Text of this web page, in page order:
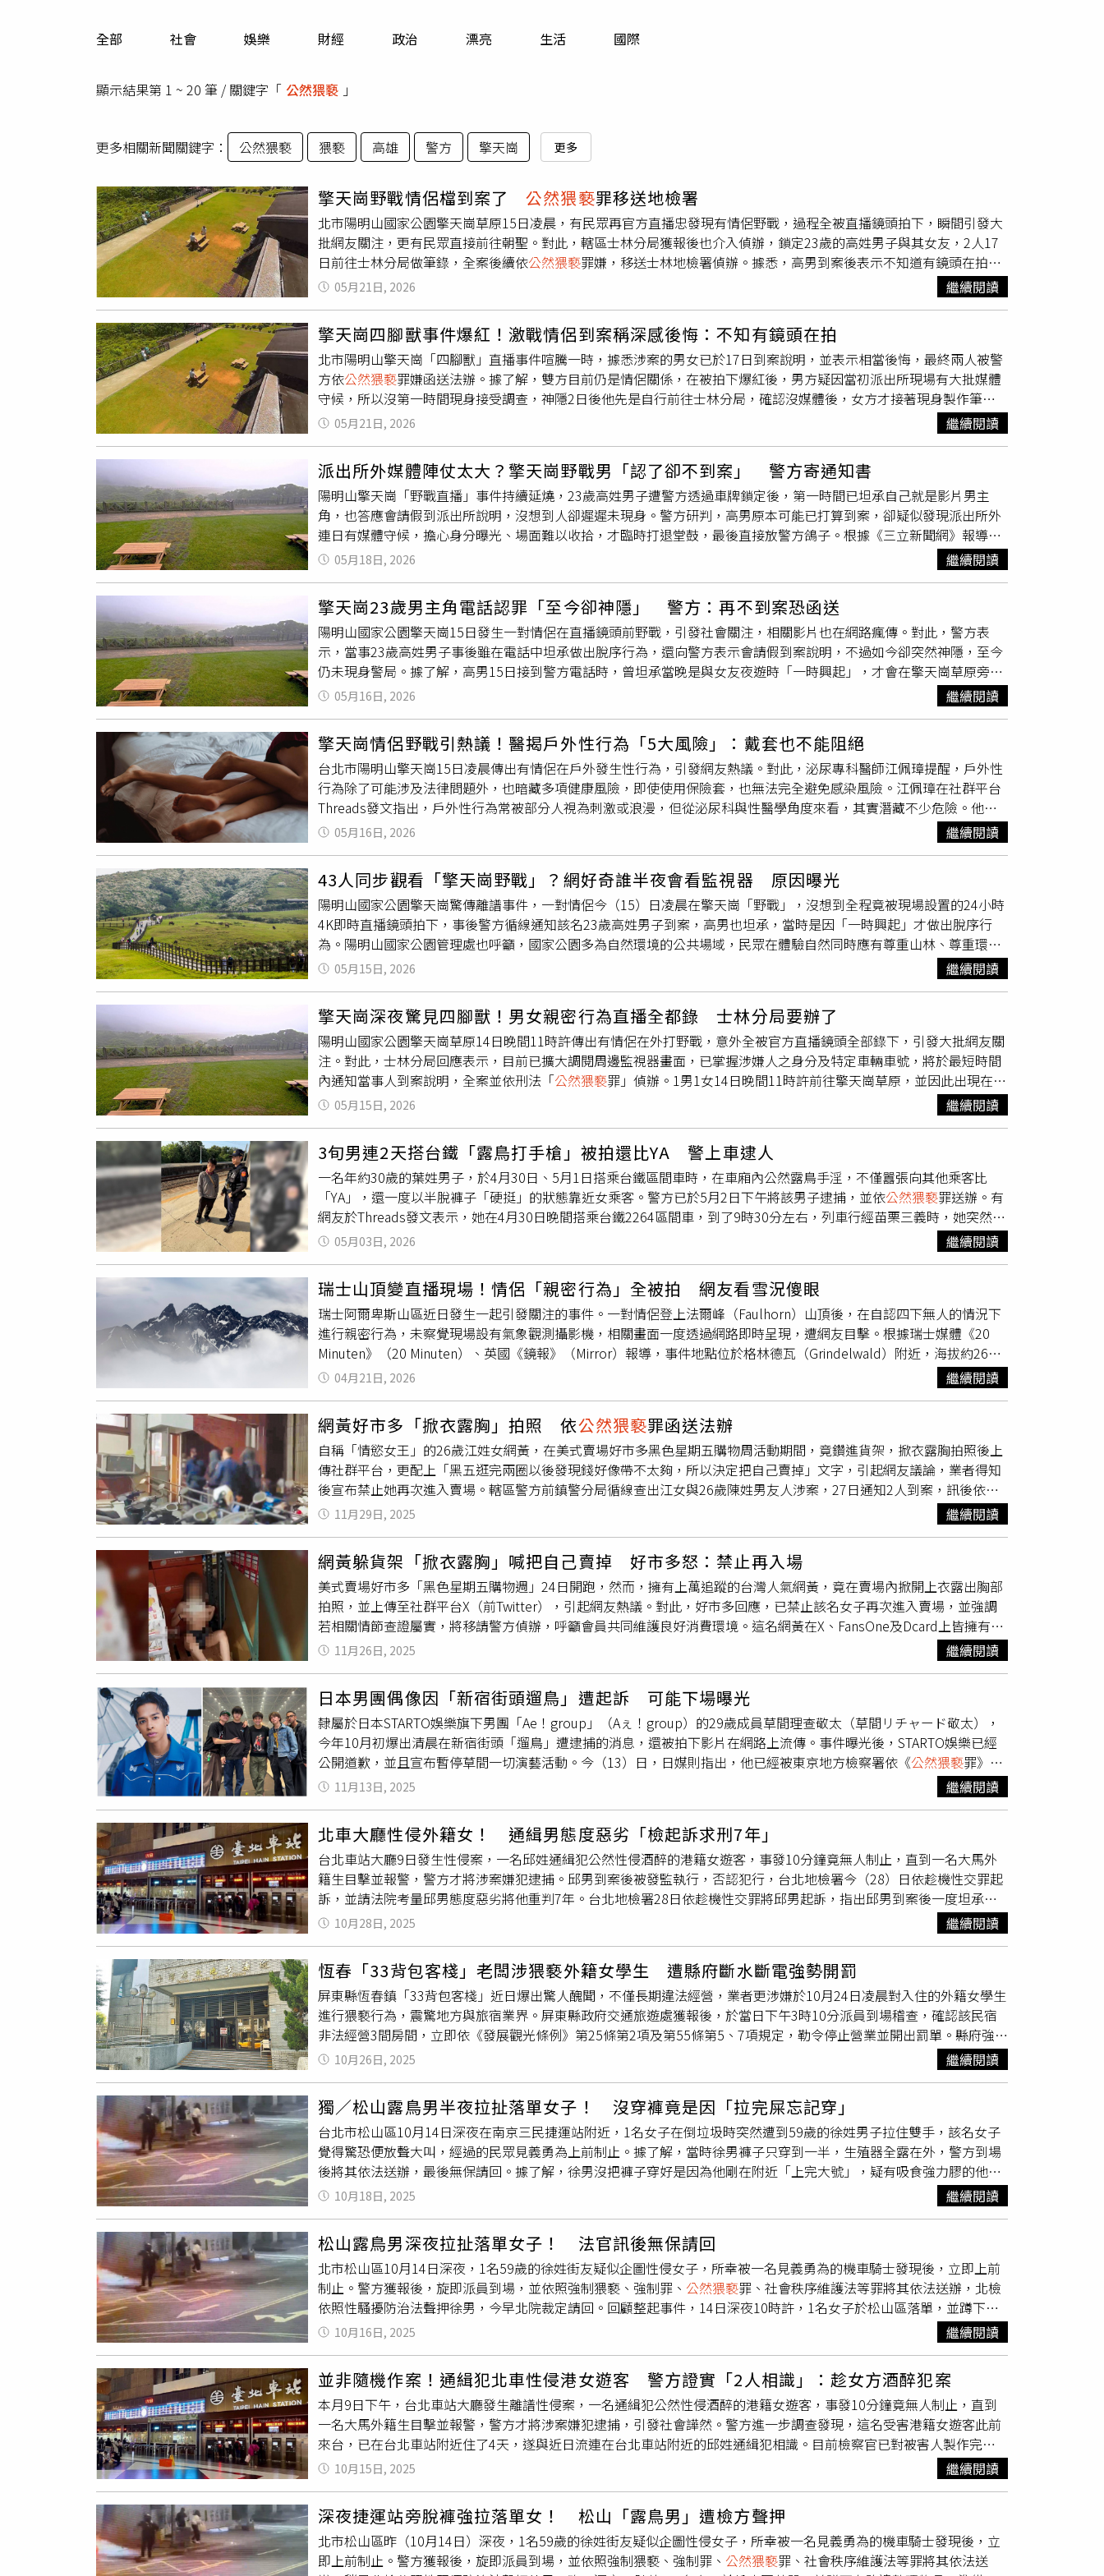
運勢
全部 社會 娛樂 財經 政治 漂亮 生活 國際
顯示結果第 1 ~ 20 筆 / 關鍵字「 公然猥褻 」
更多相關新聞關鍵字： 公然猥褻 猥褻 高雄 警方 擎天崗 更多
擎天崗野戰情侶檔到案了公然猥褻罪移送地檢署
北市陽明山國家公園擎天崗草原15日凌晨，有民眾再官方直播忠發現有情侶野戰，過程全被直播鏡頭拍下，瞬間引發大
批網友關注，更有民眾直接前往朝聖。對此，轄區士林分局獲報後也介入偵辦，鎖定23歲的高姓男子與其女友，2人17
日前往士林分局做筆錄，全案後續依公然猥褻罪嫌，移送士林地檢署偵辦。據悉，高男到案後表示不知道有鏡頭在拍，
只是一時興起，以為深夜昏暗無人看到，對於引發風波感到相當後悔。全案後續也將依
罪，移送地檢署偵辦。
事件爆紅後，也讓擎天崗瞬間成為遊客朝聖遊玩的地方，但卻引發亂象，讓陽管處直接將當是桌子搬離，呼籲民眾夜間
造訪擎天崗請保持輕聲細語，關閉不必要的強光源，同時帶走隨身垃圾，還給野生動物應有的棲息空間，共同守護珍貴
自然資源的夜空與寧靜。陽管處也強調，設置即時影像設備主要目的為生態保育、科學研究、安全管理，以及讓遊客在
出發前可以透過即時影像了解現場天候狀況。
05月21日, 2026 繼續閱讀
擎天崗四腳獸事件爆紅！激戰情侶到案稱深感後悔：不知有鏡頭在拍
北市陽明山擎天崗「四腳獸」直播事件喧騰一時，據悉涉案的男女已於17日到案說明，並表示相當後悔，最終兩人被警
方依公然猥褻罪嫌函送法辦。據了解，雙方目前仍是情侶關係，在被拍下爆紅後，男方疑因當初派出所現場有大批媒體
守候，所以沒第一時間現身接受調查，神隱2日後他先是自行前往士林分局，確認沒媒體後，女方才接著現身製作筆
錄，兩人均供稱不知現場有直播鏡頭在拍、否認刻意被拍攝，也深感後悔。這次事件爆紅後，連帶當地成為遊客朝聖遊
玩之地，但由於亂象頻傳，陽管處還出手狠搬「當事桌」，並呼籲廣大民眾，夜間造訪擎天崗時請保持輕聲細語、關閉
同守護這片珍貴自然資源的夜空與寧靜。陽管處也強調，設置即時影像設備主要目的係為生態保育、科學研究、安全管
理，以及讓遊客在出發前能透過即時影像了解現場天候狀況。
05月21日, 2026 繼續閱讀
派出所外媒體陣仗太大？擎天崗野戰男「認了卻不到案」 警方寄通知書
陽明山擎天崗「野戰直播」事件持續延燒，23歲高姓男子遭警方透過車牌鎖定後，第一時間已坦承自己就是影片男主
角，也答應會請假到派出所說明，沒想到人卻遲遲未現身。警方研判，高男原本可能已打算到案，卻疑似發現派出所外
連日有媒體守候，擔心身分曝光、場面難以收拾，才臨時打退堂鼓，最後直接放警方鴿子。根據《三立新聞網》報導，
士林分局表示，15日接獲相關訊息後，警方立即調閱監視器追查，並透過車牌資料鎖定23歲高姓男子。警方致電詢問
時，高男當下坦承自己是事件中的男主角，並表示會向公司請假，再自行前往派出所接受詢問。不過，高男承諾後卻遲
遲沒有出現。警方指出，事件曝光後，派出所外連續兩天都有媒體守候，因此不排除高男當天曾到派出所附近，但看到
媒體陣仗後心生畏懼，才臨時決定不進入派出所，導致原本約好的應訊行程落空。據了解，檢方目前認定，高男與女友
除了涉及公然猥褻案件，也是性影像外流事件中的被害人。也因此，檢方已要求警方不得再對外透露更多案情內容，避
免事件持續擴散，造成當事人二度傷害。由於高男至今仍未主動到案，士林分局偵查隊18日已正式寄送通知書，要求他
在指定時間到案說明。若高男經2次書面通知後仍未現身，警方將依公然猥褻罪嫌函送法辦，後續檢方也會再通知他到
案，必要時不排除核發拘票，將人拘提到案。
05月18日, 2026 繼續閱讀
擎天崗23歲男主角電話認罪「至今卻神隱」 警方：再不到案恐函送
陽明山國家公園擎天崗15日發生一對情侶在直播鏡頭前野戰，引發社會關注，相關影片也在網路瘋傳。對此，警方表
示，當事23歲高姓男子事後雖在電話中坦承做出脫序行為，還向警方表示會請假到案說明，不過如今卻突然神隱，至今
仍未現身警局。據了解，高男15日接到警方電話時，曾坦承當晚是與女友夜遊時「一時興起」，才會在擎天崗草原旁做
出脫序行為，並表示自己不知道現場有直播鏡頭，承諾會向公司請假後，前往派出所製作筆錄。不過，高男一直到今日
都未到案說明，目前仍處於神隱狀態。警方表示，這幾天仍會持續聯繫高男及其女友，希望對方能主動到案說明，若仍
收到正式通知後，仍無正當理由拒絕到案說明，警方會直接將現有事證依《刑法》公然猥褻罪嫌，函送地檢署進行偵
辦。據悉，整起事件起因為15日凌晨，一對情侶在擎天崗涼亭親熱，過程全被陽明山國家公園管理處設置的24小時4K直
播鏡頭拍下，不只全程畫面被拍下，連對話聲音也被同步直播，引發大量網路討論。
05月16日, 2026 繼續閱讀
擎天崗情侶野戰引熱議！醫揭戶外性行為「5大風險」：戴套也不能阻絕
台北市陽明山擎天崗15日凌晨傳出有情侶在戶外發生性行為，引發網友熱議。對此，泌尿專科醫師江佩璋提醒，戶外性
行為除了可能涉及法律問題外，也暗藏多項健康風險，即使使用保險套，也無法完全避免感染風險。江佩璋在社群平台
Threads發文指出，戶外性行為常被部分人視為刺激或浪漫，但從泌尿科與性醫學角度來看，其實潛藏不少危險。他列
出5項常見風險，提醒民眾不要輕忽。首先是感染與泌尿道風險。江佩璋表示，戶外環境可能接觸到土壤、沙粒、植
物、昆蟲或其他異物，若生殖器、尿道口或外陰部直接接觸，加上摩擦產生微小傷口，可能提高尿道炎、膀胱炎、外陰
陰道炎，甚至性傳染病感染機率。第二則是皮膚與黏膜受傷問題。他指出，草地、砂石、樹枝、碎玻璃或粗糙地面，都
可能造成擦傷、割傷或黏膜破損，雖然傷口未必當下明顯，但仍可能引發疼痛、局部發炎，甚至增加感染風險。第三是
水中性行為風險。江佩璋表示，不少人誤以為海水、泳池、溫泉或溪水較乾淨，但其實水中並非無菌環境，且水分還可
能沖掉人體天然潤滑，導致摩擦增加，提高黏膜受傷機率。第四則是性病傳播問題。他提醒，性傳染病不會因為地點改
變就消失，雖然保險套可降低部分感染風險，但像是人類乳突病毒（HPV）或皰疹等疾病，仍可能透過皮膚接觸傳播。
最後則是法律與人身安全問題。江佩璋指出，若在公共場所或可能遭他人目擊的地方發生性行為，在台灣恐涉及《刑
罪。此外，也可能面臨偷拍、意外受傷，甚至求救困難等情況。他也提醒，若性行為後出現頻
尿、急尿、排尿灼熱、血尿、下腹疼痛、異常分泌物、外陰搔癢、發燒或腰痛等症狀，應盡速就醫檢查，不要自行服用
抗生素，以免延誤治療。
05月16日, 2026 繼續閱讀
43人同步觀看「擎天崗野戰」？網好奇誰半夜會看監視器 原因曝光
陽明山國家公園擎天崗驚傳離譜事件，一對情侶今（15）日凌晨在擎天崗「野戰」，沒想到全程竟被現場設置的24小時
4K即時直播鏡頭拍下，事後警方循線通知該名23歲高姓男子到案，高男也坦承，當時是因「一時興起」才做出脫序行
為。陽明山國家公園管理處也呼籲，國家公園多為自然環境的公共場域，民眾在體驗自然同時應有尊重山林、尊重環
境、尊重他人的素養，避免脫序或不當行為違反法令而受罰。不過，對此有網友好奇，為何會有人半夜會看擎天崗的直
播。據了解，今（15）日凌晨，這對情侶先在擎天崗草原附近聊天休息，隨後2人竟直接在涼亭桌椅區發生親密行為，
不只全程畫面被拍下，連對話聲音也被同步直播。相關片段隨後在社群平台瘋傳，也讓不少看直播的網友相當傻眼。警
方獲報後，透過監視器畫面的車牌追查身分，今日通知23歲高姓男子到案說明，高男坦言，當時與女友夜遊聊天，因為
「一時興起」才做出脫序行為，完全不知道現場有直播鏡頭，目前已向公司請假，配合警方調查，全案將依刑法公然猥
褻罪進行偵辦。對此，陽明山國家公園管理處今日也回應，強調陽明山國家公園擎天崗草原屬於公共自然場域，民眾在
體驗自然時，仍應尊重環境與他人。管理處指出，避免脫序或不當行為違反法令而受罰。陽管處表示，國家公園開放民
眾親近山林體驗自然，多為公共場域，民眾脫序或不當行為除可能因未注意周遭而身受危險外，亦恐涉及《社會秩序維
護法》、《刑法》 公然猥褻等法律責任，陽管處已主動提供相關影像資料，供司法單位進行調查。陽管處提醒，若未經
他人同意，擅自重製、散布、播送、交付、公然陳列，或以他法供人觀覽其性影像者，恐涉及《刑法》第319條之3「散
布性影像罪」，最重可處5年有期徒刑，呼籲民眾切勿轉傳相關影片，以免觸法。據悉，事件曝光後，當時有43個人在
同步看直播，對此有網友好奇，「其實蠻想知道第一個發現的人，為什麼會在半夜看直播」，貼文曝光後引發熱議。許
多網友紛紛解釋，「有時候要拍日出或是銀河，會看看目的附近有沒有即時影像，判斷氣候。我是這樣，但還真沒看過
這麼誇張的」、「台灣像是陽明山、阿里山、八卦山、象山、望高寮、多良車站等各旅遊景點，一直都有直播鏡頭，夜
晚大部份會去看看看南橫埡口或是東海岸星空。但擎天崗這時間其實還是有人去夜遊，沒想到會出現這樣的畫面」、
「有時候可以用這個看星星跟日出」、「有些飯店電商有即時影像，上次入住無聊也點開看看各處夜景，下次不敢亂看
了」、「我有時候也會看看我家市區的監視器，也會看看觀光地區的」、「半夜睡不著我也是會到處去看個各縣市的監
視器」。
05月15日, 2026 繼續閱讀
擎天崗深夜驚見四腳獸！男女親密行為直播全都錄 士林分局要辦了
陽明山國家公園擎天崗草原14日晚間11時許傳出有情侶在外打野戰，意外全被官方直播鏡頭全部錄下，引發大批網友關
注。對此，士林分局回應表示，目前已擴大調閱周邊監視器畫面，已掌握涉嫌人之身分及特定車輛車號，將於最短時間
內通知當事人到案說明，全案並依刑法「公然猥褻罪」偵辦。1男1女14日晚間11時許前往擎天崗草原，並因此出現在擎
天崗草原的官方直播鏡頭中，2人起先滑手機聊天，隨後竟開始出現親密舉動，直接開始親密行為，最後2人停留在現場
約50分鐘後才離去，而男子也不斷確認周邊狀況。有民眾在官方直播發現後，15日一早就前往現場「場勘」，還在女子
戰，針對任何挑戰公權力或破壞公共秩序之行為，定將依法究辦。民眾若於公共場所發現各項違法情事，請立即撥打
110 報案，本分局將持續加強轄區治安熱點與風景區之巡邏勤務，以保障民眾休憩空間的安全。
05月15日, 2026 繼續閱讀
3旬男連2天搭台鐵「露鳥打手槍」被拍還比YA 警上車逮人
一名年約30歲的葉姓男子，於4月30日、5月1日搭乘台鐵區間車時，在車廂內公然露鳥手淫，不僅囂張向其他乘客比
「YA」，還一度以半脫褲子「硬挺」的狀態靠近女乘客。警方已於5月2日下午將該男子逮捕，並依公然猥褻罪送辦。有
網友於Threads發文表示，她在4月30日晚間搭乘台鐵2264區間車，到了9時30分左右，列車行經苗栗三義時，她突然發
現同一排走道對側的男乘客竟在座位上「手作DIY」，她嚇得拿起手機錄影，男子才趕緊將「小鳥」收起來。原PO說，
後來她停止拍攝後，男子竟對著她比「YA」，接著繼續「DIY」，還把褲子往下拉露出屁股，她覺得實在太噁心，立即
間車，從南勢往銅鑼方向，發現一名男子先是向女性乘客問「這台車終點要在哪」，接著坐在斜對面椅子上開始拉下褲
子公然猥褻，女性乘客見狀立即通報1933，該名男子竟以半脫褲子的狀態「硬挺挺」走向她們，女性乘客則快速往其他
車廂跑。鐵路警察局獲報，迅速鎖定男子身分，是年約30歲的葉姓男子，警方也在5月2日下午4時20分左右，於133次
自強號上逮到涉案男子，該案後續由大甲鐵警派出所接手，並依《刑法》公然猥褻罪將移送苗栗地檢署偵辦。
05月03日, 2026 繼續閱讀
瑞士山頂變直播現場！情侶「親密行為」全被拍 網友看雪況傻眼
瑞士阿爾卑斯山區近日發生一起引發關注的事件。一對情侶登上法爾峰（Faulhorn）山頂後，在自認四下無人的情況下
進行親密行為，未察覺現場設有氣象觀測攝影機，相關畫面一度透過網路即時呈現，遭網友目擊。根據瑞士媒體《20
Minuten》（20 Minuten）、英國《鏡報》（Mirror）報導，事件地點位於格林德瓦（Grindelwald）附近，海拔約2681
公尺。該地可遠眺阿爾卑斯山脈景色，為熱門觀景據點之一。報導指出，事發當時天氣晴朗，且正值冬末春初的旅遊淡
季，山頂旅館暫停營運，現場人煙稀少。該對情侶抵達木質露台後停留休息，隨後脫去衣物並發生親密行為，過程約持
該設備主要用於監測雪況與天氣，並會定時拍攝影像上傳網站，供民眾即時查看。有網友表示，原本只是為確認山區積
雪與天氣狀況，卻意外看到畫面中兩人互動，並形容當下先是發笑，隨後想到高山環境氣溫偏低。綜合報導指出，該對
情侶從停留、脫衣到結束後穿回衣物離開的過程，均被攝影機記錄。兩人離開後繼續行程，疑似未察覺相關畫面曾被公
開。相關影像在網路上短暫流傳後，已由管理單位移除。負責攝影機系統的業者表示，設備具備自動隱私保護機制，當
畫面中出現人物時，會進行像素化或馬賽克處理，使其無法辨識身分。業者也指出，此類事件並不常見，但偶爾仍會拍
攝到遊客出現不尋常行為。此外，報導亦提及，類似行為在部分國家可能涉及法律責任。例如曾有情侶在義大利北部一
處島嶼因在公共場所進行親密行為遭查獲，兩人各被裁罰1萬歐元（約新台幣36萬元），若未在60天內繳清，罰金將提
高至3萬歐元（約新台幣110萬元）。在法國，相關行為可能被視為 公然猥褻，最高可處1年監禁及1.5萬歐元（約新台幣
55萬元）罰款。整起事件隨著影像下架後逐漸平息，當事人並未對外回應。事件也讓外界關注，設置於觀光景點的監測
設備，在提供公共資訊之餘，亦可能在當事人不知情的情況下記錄其行為。
04月21日, 2026 繼續閱讀
網黃好市多「掀衣露胸」拍照 依公然猥褻罪函送法辦
自稱「情慾女王」的26歲江姓女網黃，在美式賣場好市多黑色星期五購物周活動期間，竟鑽進貨架，掀衣露胸拍照後上
傳社群平台，更配上「黑五逛完兩圈以後發現錢好像帶不太夠，所以決定把自己賣掉」文字，引起網友議論，業者得知
後宣布禁止她再次進入賣場。轄區警方前鎮警分局循線查出江女與26歲陳姓男友人涉案，27日通知2人到案，訊後依刑
法妨害風化罪章公然猥褻
罪嫌函送法辦。江姓女網黃在社群平台X擁有30多萬粉絲，時常發表各種性感照片，作風相當
大膽。她與陳姓男友人，是在11月24日自台北南下高雄旅遊，後來到高雄的美式賣場好市多中華店，鑽進寵物食品區貨
「哪裡還搶購得到」、「提貨單在哪裡？」。該張不雅照片在網路上引起熱論，不停被轉發，不少網友指他們惡搞好市
多黑五活動，雖然貼文已在26日無預警下架，但業者得知後發布嚴正聲明表示，針對該不當行為，賣場將禁止她再次進
入，同時更強調，若相關行為經查屬實，將移請警方偵辦，以維護其他會員不受違法干擾的權益。轄區高雄市警前鎮分
局26日獲報後，立即擴大調閱相關影像畫面，掌握涉案人身分，27日通知江女與拍照的陳男到案。2人辯稱是「臨時起
意」，趁賣場內沒人經過時，拍下江女掀上衣裸露胸部的不雅照片，也只把照片發在個人平台，不知道會被流傳。警方
11月29日, 2025 繼續閱讀
網黃躲貨架「掀衣露胸」喊把自己賣掉 好市多怒：禁止再入場
美式賣場好市多「黑色星期五購物週」24日開跑，然而，擁有上萬追蹤的台灣人氣網黃，竟在賣場內掀開上衣露出胸部
拍照，並上傳至社群平台X（前Twitter），引起網友熱議。對此，好市多回應，已禁止該名女子再次進入賣場，並強調
若相關情節查證屬實，將移請警方偵辦，呼籲會員共同維護良好消費環境。這名網黃在X、FansOne及Dcard上皆擁有高
人氣，她於24日好市多黑五開跑首日進入賣場，竟趁工作人員、民眾不注意，躲在賣場的寵物食品區掀開上衣裸露胸部
拍下照片，並上傳至X，還配文表示「逛了兩圈發現錢不夠，乾脆把自己賣掉」，在網路上引起熱論。對此，好市多稍
早回應表示，提供會員高品質的商品、服務與良好的消費環境，是好市多一貫的宗旨。針對該不當行為，賣場將禁止其
再次進入賣場。好市多同時強調，若相關行為經查屬實，將移請警方偵辦，以維護其他會員不受違法干擾的權益；也藉
此呼籲會員共同維護良好的消費環境，賣場將全力配合相關主管機關後續調查與處理。警方表示，該網黃的行為恐觸犯
刑法234條公然猥褻罪，意圖供人觀覽，公然為猥褻之行為者，可處1年以下有期徒刑、拘役或9000元以下罰金。
11月26日, 2025 繼續閱讀
日本男團偶像因「新宿街頭遛鳥」遭起訴 可能下場曝光
隸屬於日本STARTO娛樂旗下男團「Ae！group」（Aぇ！group）的29歲成員草間理查敬太（草間リチャード敬太），
今年10月初爆出清晨在新宿街頭「遛鳥」遭逮捕的消息，還被拍下影片在網路上流傳。事件曝光後，STARTO娛樂已經
公開道歉，並且宣布暫停草間一切演藝活動。今（13）日，日媒則指出，他已經被東京地方檢察署依《公然猥褻罪》對
其提起簡易起訴。草間理查敬太生於1996年，是日本娛樂公司STARTO娛樂旗下關西組合「Ae！group」的成員之一。
2025年10月4日約上午5點半的凌晨，他被人目擊在東京新宿區的某棟大樓門口現身，當時草間疑似醉得爛醉，下身赤裸
當起「遛鳥俠」。由於目擊民眾報警，因此草間很快被趕到的警方以現行犯逮捕。草間在獲釋後，公開在鏡頭前落淚低
頭道歉：「非常抱歉造成騷動。」STARTO娛樂也在當日便發表聲明，對粉絲、相關工作人員表示歉意，並且宣布即日
起暫停草間理查敬太一切演藝活動。由於事後草間被拍攝的影片在網路上流傳，許多網友分析認為拍攝角度異常卻能清
晰呈現草間身影，又是從草間現身之前就開始提前拍攝，因此也有不少人認為他是遭人設局。據了解，東京地方檢察署
並未對本案提出拘留請求，本案以不羈押方式進行調查，之後在今日向草間理查敬太提出略式起訴，不過並未透露他是
否認罪。據《TVBS新聞網》報導，日本的「略式起訴」相當於台灣的「簡易判決處刑」，在不經過公開庭審的狀況下，
針對輕微案件直接處以罰款或科刑，且犯罪嫌疑人必須承認事實並同意此程序，且罰金金額不得超過100萬日圓（約新
台幣20萬元）。若法院裁定有罪，將發出「簡易命令」，當事人只要在期限內繳清罰款，就視為刑罰執行完畢，但仍會
留下前科紀錄。
11月13日, 2025 繼續閱讀
北車大廳性侵外籍女！ 通緝男態度惡劣「檢起訴求刑7年」
台北車站大廳9日發生性侵案，一名邱姓通緝犯公然性侵酒醉的港籍女遊客，事發10分鐘竟無人制止，直到一名大馬外
籍生目擊並報警，警方才將涉案嫌犯逮捕。邱男到案後被發監執行，否認犯行，台北地檢署今（28）日依趁機性交罪起
訴，並請法院考量邱男態度惡劣將他重判7年。台北地檢署28日依趁機性交罪將邱男起訴，指出邱男到案後一度坦承犯
行，但之後因先前的竊盜案被桃園地檢署發監服刑，又翻供不認罪。檢察官認為他在公眾場合性侵，且犯後態度惡劣，
向法院求處重刑。回顧案情，鐵路警察局指出，被害人於台北車站周邊暫住4日，進而與邱男相識。9日上午11時許，邱
男與被害人及數名友人一同至台北車站大廳東側飲酒聊天；當日15時許，其他朋友陸續離開後，邱男見被害人不勝酒
力，趁機犯案，整個過程大約10分鐘。警方指出，整起事件並非隨機犯案，而被害女子為香港籍遊客，事發後製作完筆
錄，就已經返回香港。據悉邱男今年44歲，鐵路警察當天依妨害性自主、乘機性交及公然猥褻等罪嫌，將邱男移送至台
北地檢署法辦。事後北檢查出邱男有多項竊盜前科，遭判刑6個月，可易科罰金，由於無力繳納罰金且未到案，遭桃檢
發布通緝，訊後將他解送桃檢，歸案執行原刑，發監至台北監獄土城分監。◎若自身或旁人遭受身體精神虐待、性騷
擾、性侵害，請打110報案再打113找社工◎喝酒勿開車！飲酒過量，有害健康，未滿18歲請勿飲酒。
10月28日, 2025 繼續閱讀
恆春「33背包客棧」老闆涉猥褻外籍女學生 遭縣府斷水斷電強勢開罰
屏東縣恆春鎮「33背包客棧」近日爆出驚人醜聞，不僅長期違法經營，業者更涉嫌於10月24日凌晨對入住的外籍女學生
進行猥褻行為，震驚地方與旅宿業界。屏東縣政府交通旅遊處獲報後，於當日下午3時10分派員到場稽查，確認該民宿
非法經營3間房間，立即依《發展觀光條例》第25條第2項及第55條第5、7項規定，勒令停止營業並開出罰單。縣府強
調，若業者持續違法，將不排除採取斷水斷電等強制措施，徹底終止營運。據了解，該「33背包客棧」早在過去就曾2
度因未登記經營被查獲，但業者屢罰不改、惡行再犯。此次事件更涉及刑事案件，3名國際交換女學生入住4人房時，其
定，並依《刑法》公然猥褻罪及《性騷擾防治法》追究刑責。屏東縣政府指出，非法民宿未經合法登記，往往缺乏消
防、保險及安全管理措施，極易引發治安與糾紛風險。根據統計，去年縣內共查獲167間非法民宿，多集中於恆春半
島。為遏止亂象，縣府將針對違規情節重大者公開業者資訊，每季於官網公告名稱、地址及負責人姓名，以加強嚇阻效
果。縣府呼籲旅客，出遊前應透過交通部觀光署「旅宿網」查詢合法旅宿，確保住宿品質與人身安全。同時重申，國旅
形象不容再被非法業者破壞，未來將持續加強聯合稽查與重罰措施，以維護觀光秩序與旅客權益。
10月26日, 2025 繼續閱讀
獨／松山露鳥男半夜拉扯落單女子！ 沒穿褲竟是因「拉完屎忘記穿」
台北市松山區10月14日深夜在南京三民捷運站附近，1名女子在倒垃圾時突然遭到59歲的徐姓男子拉住雙手，該名女子
覺得驚恐便放聲大叫，經過的民眾見義勇為上前制止。據了解，當時徐男褲子只穿到一半，生殖器全露在外，警方到場
後將其依法送辦，最後無保請回。據了解，徐男沒把褲子穿好是因為他剛在附近「上完大號」，疑有吸食強力膠的他因
意識不清，所以忘了把褲子穿好，而事後警方也確實在附近找到那陀「排泄物」。 據了解，這名徐男實際會將生殖器裸
露在外的原因，是因為先前他已在附近如廁，而在上完大號以後，徐男疑似因為已經吸食強力膠，導致精神已經有點恍
尋找到徐男的排泄物。 這名徐男過去曾被台北市社會局安置，但因為其經常吸食強力膠，並在收容所鬧事，因此最後被
趕出街友中途之家，最後淪落街頭，目前他在南京三民捷運站附近靠賣口香糖維生。 回顧整起事件，10月14日晚間10
時許，1名20多歲的年輕女性在倒垃圾時，突遭徐男拉住雙手，而該名女子也因對方突如其來的行為放聲尖叫，所幸路
人聽見以後便上前制止。當時徐男在拉扯該名女子時，褲子並沒有穿好，生殖器裸露在外，而第1位上前阻止的男騎
士，也有拍到此畫面。 在警方到場後，徐男已經將褲子穿好，而他也向警方表示自己因吸食強力膠，已經忘記自己有做
此事，其手上也拿著疑似裝有強力膠的塑膠袋，警方更是在他上身搜到完整還未開封的強力膠。 警方後續將其依照強制
猥褻、強制罪、公然猥褻、性騷擾防治法、社維法等罪移送，檢方也於訊後聲押，法院則裁定無保請回，並命令徐男每
周五晚上6時至9時須至松山派出所報到，直至2026年的1月31日。
10月18日, 2025 繼續閱讀
松山露鳥男深夜拉扯落單女子！ 法官訊後無保請回
北市松山區10月14日深夜，1名59歲的徐姓街友疑似企圖性侵女子，所幸被一名見義勇為的機車騎士發現後，立即上前
制止。警方獲報後，旋即派員到場，並依照強制猥褻、強制罪、 公然猥褻罪、社會秩序維護法等罪將其依法送辦，北檢
依照性騷擾防治法聲押徐男，今早北院裁定請回。回顧整起事件，14日深夜10時許，1名女子於松山區落單，並蹲下在
路邊整理物品，準備丟垃圾，結果被59歲的徐姓男子從身後靠近，女子轉身查看以後，隨即遭到徐男從後方拉住手，而
當時徐男已經將褲子脫下。在雙方拉扯期間，有熱心民眾騎車從旁經過，隨即便上前制止，並報警逮人。警方到場後，
殖器的照片，並提供給警方。據了解，徐男稱自己先前有吸食強力膠，因此已經忘記有做過這件事情，事後，警方也當
場將徐姓男子逮捕，並依照強制猥褻、強制罪、公然猥褻、性騷擾防治法、社維法等罪將其依法送辦，而昨日北檢也依
照性騷擾防治法聲押徐男，今日稍早北院裁定請回。
10月16日, 2025 繼續閱讀
並非隨機作案！通緝犯北車性侵港女遊客 警方證實「2人相識」：趁女方酒醉犯案
本月9日下午，台北車站大廳發生離譜性侵案，一名通緝犯公然性侵酒醉的港籍女遊客，事發10分鐘竟無人制止，直到
一名大馬外籍生目擊並報警，警方才將涉案嫌犯逮捕，引發社會譁然。警方進一步調查發現，這名受害港籍女遊客此前
來台，已在台北車站附近住了4天，遂與近日流連在台北車站附近的邱姓通緝犯相識。目前檢察官已對被害人製作完筆
錄，被害人事後已回國。鐵路警察表示，經調查被害人於台北車站周邊暫住4日，進而與邱嫌相識。10月9日上午11時
許，邱嫌與被害人及數名友人一同至台北車站大廳東側飲酒聊天，當日15時許，其他朋友陸續離開後，邱嫌見被害人不
警率，確保旅客安全，請民眾安心。據了解，犯案的邱姓男子今年44歲，身上有多項竊盜前科，遭判刑6個月，可易科
罰金，由於無力繳納罰金，拒不到案，遭桃園地檢署發布通緝。近期，邱姓男子疑似流連於台北車站周邊，偽裝成街友
已掩護行蹤。鐵路警察9日依妨害性自主、乘機性交及公然猥褻等罪嫌，將邱男移送至台北地檢署法辦，事後北檢查出
10月15日, 2025 繼續閱讀
深夜捷運站旁脫褲強拉落單女！ 松山「露鳥男」遭檢方聲押
北市松山區昨（10月14日）深夜，1名59歲的徐姓街友疑似企圖性侵女子，所幸被一名見義勇為的機車騎士發現後，立
即上前制止。警方獲報後，旋即派員到場，並依照強制猥褻、強制罪、 公然猥褻罪、社會秩序維護法等罪將其依法送